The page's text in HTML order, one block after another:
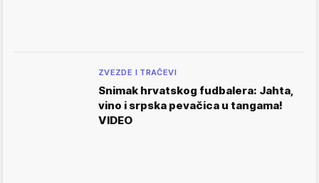
ZVEZDE I TRAČEVI
Snimak hrvatskog fudbalera: Jahta,
vino i srpska pevačica u tangama!
VIDEO